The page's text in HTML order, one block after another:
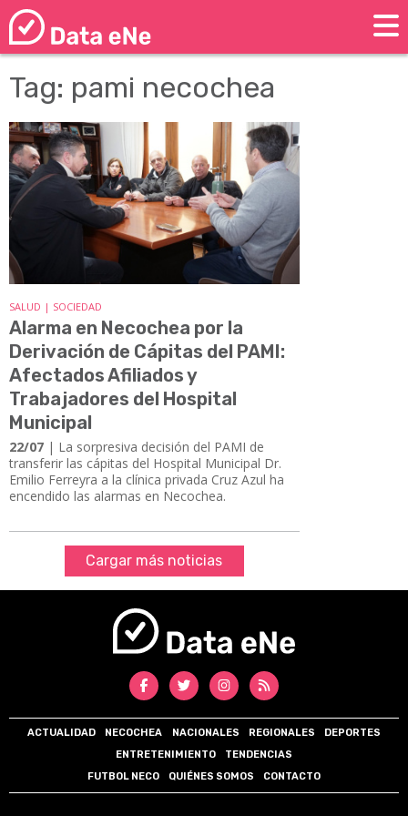
Tag: pami necochea
SALUD | SOCIEDAD
Alarma en Necochea por la
Derivación de Cápitas del PAMI:
Afectados Afiliados y
Trabajadores del Hospital
Municipal
22/07 | La sorpresiva decisión del PAMI de
transferir las cápitas del Hospital Municipal Dr.
Emilio Ferreyra a la clínica privada Cruz Azul ha
encendido las alarmas en Necochea.
Cargar más noticias
ACTUALIDAD NECOCHEA NACIONALES REGIONALES
DEPORTES
ENTRETENIMIENTO
TENDENCIAS
FUTBOL NECO
QUIÉNES SOMOS CONTACTO